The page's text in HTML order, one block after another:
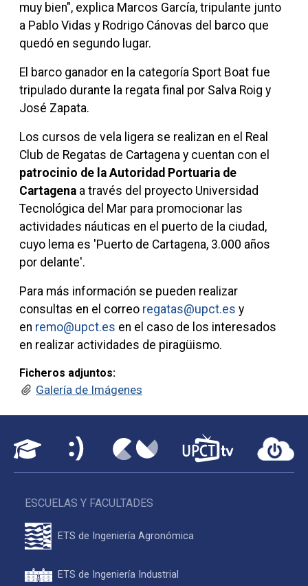
muy bien", explica Marcos García, tripulante junto
a Pablo Vidas y Rodrigo Cánovas del barco que
quedó en segundo lugar.
El barco ganador en la categoría Sport Boat fue
tripulado durante la regata final por Salva Roig y
José Zapata.
Los cursos de vela ligera se realizan en el Real
Club de Regatas de Cartagena y cuentan con el
patrocinio de la Autoridad Portuaria de
Cartagena a través del proyecto Universidad
Tecnológica del Mar para promocionar las
actividades náuticas en el puerto de la ciudad,
cuyo lema es 'Puerto de Cartagena, 3.000 años
por delante'.
Para más información se pueden realizar
consultas en el correo regatas@upct.es y
en remo@upct.es en el caso de los interesados
en realizar actividades de piragüismo.
Ficheros adjuntos:
Galería de Imágenes
ESCUELAS Y FACULTADES
ETS de Ingeniería Agronómica
ETS de Ingeniería Industrial